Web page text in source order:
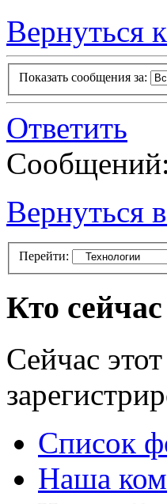
Вернуться
Показать сообщения за:
Ответить
Вернуться
Перейти:
Кто
Сейчас
Список
Наша